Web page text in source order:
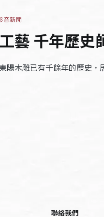
音新聞
藝 千年歷史
陽木雕已有千餘年的歷史
聯絡我們